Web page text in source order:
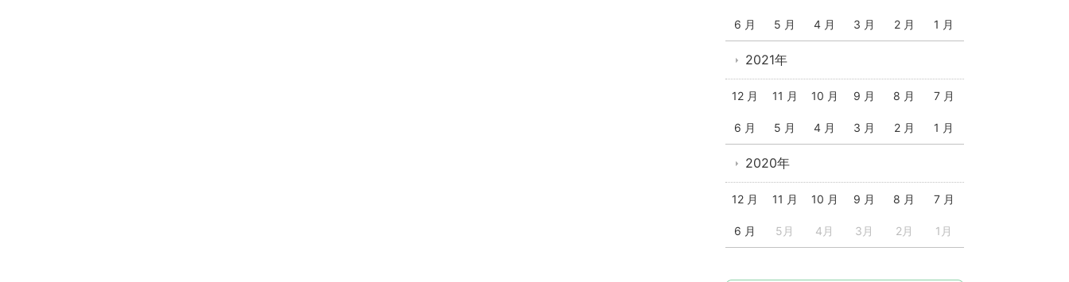
6 月 5 月 4 月 3 月 2 月 1 月
2021年
12 月 11 月 10 月 9 月 8 月 7 月
6 月 5 月 4 月 3 月 2 月 1 月
2020年
12 月 11 月 10 月 9 月 8 月 7 月
6 月 5月 4月 3月 2月 1月